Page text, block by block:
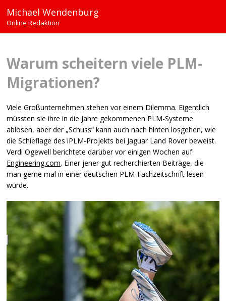
Michael Wendenburg
Online Redaktion
Warum scheitern viele PLM-
Migrationen?
Viele Großunternehmen stehen vor einem Dilemma. Eigentlich
müssten sie ihre in die Jahre gekommenen PLM-Systeme
ablösen, aber der „Schuss“ kann auch nach hinten losgehen, wie
die Schieflage des iPLM-Projekts bei Jaguar Land Rover beweist.
Verdi Ogewell berichtete darüber vor einigen Wochen auf
Engineering.com. Einer jener gut recherchierten Beiträge, die
man gerne mal in einer deutschen PLM-Fachzeitschrift lesen
würde.